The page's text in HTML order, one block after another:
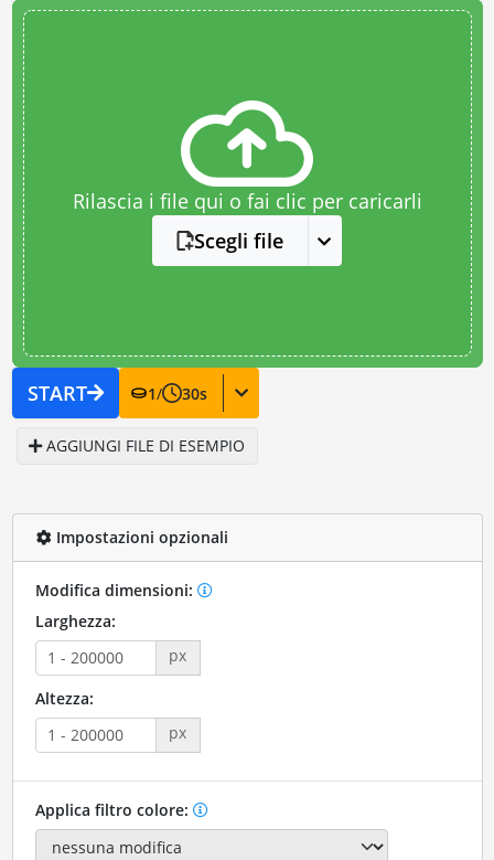
Rilascia i file qui o fai clic per caricarli
Scegli file
START 1/ 30s
AGGIUNGI FILE DI ESEMPIO
Impostazioni opzionali
Modifica dimensioni:
Larghezza:
px
Altezza:
px
Applica filtro colore: